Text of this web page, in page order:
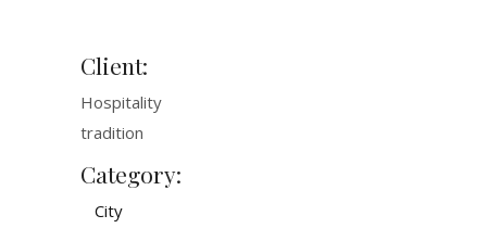
Client:
Hospitality
tradition
Category:
City